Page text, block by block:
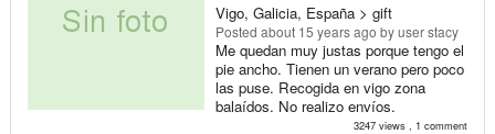
Vigo, Galicia, España > gift
Posted about 15 years ago by user stacy
Me quedan muy justas porque tengo el
pie ancho. Tienen un verano pero poco
las puse. Recogida en vigo zona
balaídos. No realizo envíos.
3247 views , 1 comment